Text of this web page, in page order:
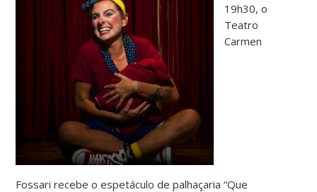
19h30, o
Teatro
Carmen
Fossari recebe o espetáculo de palhaçaria “Que